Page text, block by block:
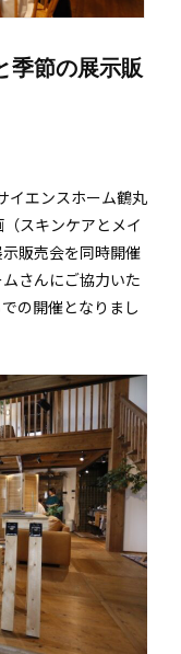
季節の展示販
イエンスホーム鶴丸
スキンケアとメイ
販売会を同時開催
さんにご協力いた
の開催となりまし